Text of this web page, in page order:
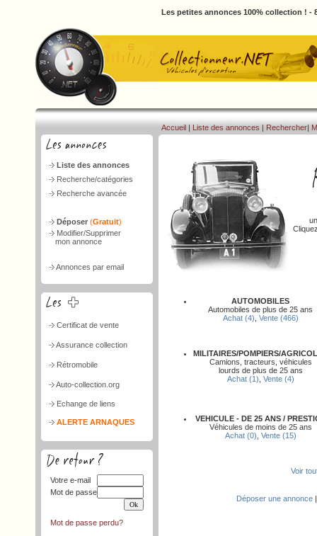
Les petites annonces 100% collection ! -
Liste des annonces
Recherche/catégories
Recherche avancée
Déposer (Gratuit)
Modifier/Supprimer
mon annonce
Annonces par email
Certificat de vente
Assurance collection
Rétromobile
Auto-collection.org
Echange de liens
ALERTE ARNAQUES
Votre e-mail
Mot de passe
Mot de passe perdu?
Accueil | Liste des annonces | Rechercher|
AUTOMOBILES
Automobiles de plus de 25 ans
Achat (4) Vente (466)
MILITAIRES/POMPIERS/
Camions, tracteurs, véhicules
lourds de plus de 25 ans
Achat (1) Vente (4)
VEHICULE - DE 25 ANS /
Véhicules de moins de 25 ans
Achat (0) Vente (15)
Voir
Déposer une annonce